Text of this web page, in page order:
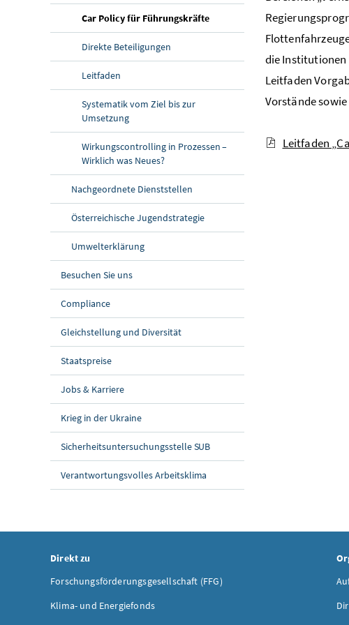
Car Policy für Führungskräfte(aktuelle Seite)
Direkte Beteiligungen
Leitfaden
Systematik vom Ziel bis zur
Umsetzung
Wirkungscontrolling in Prozessen –
Wirklich was Neues?
Nachgeordnete Dienststellen
Österreichische Jugendstrategie
Umwelterklärung
Besuchen Sie uns
Compliance
Gleichstellung und Diversität
Staatspreise
Jobs & Karriere
Krieg in der Ukraine
Sicherheitsuntersuchungsstelle SUB
Verantwortungsvolles Arbeitsklima
die Institutionen
Leitfaden
Vorstände
Leitfaden „
Direkt zu
Forschungsförderungsgesellschaft (FFG)
Klima- und Energiefonds